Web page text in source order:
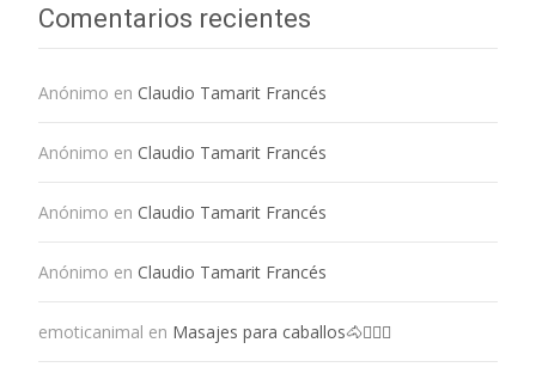
Comentarios recientes
Anónimo en Claudio Tamarit Francés
Anónimo en Claudio Tamarit Francés
Anónimo en Claudio Tamarit Francés
Anónimo en Claudio Tamarit Francés
emoticanimal en Masajes para caballos🐴💆🏻‍♀️